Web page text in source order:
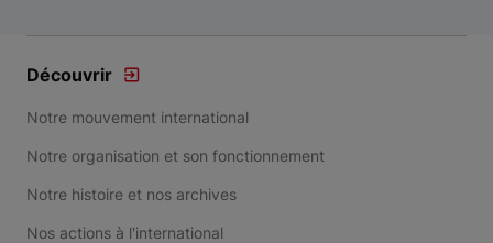
Découvrir
Notre mouvement international
Notre organisation et son fonctionnement
Notre histoire et nos archives
Nos actions à l'international